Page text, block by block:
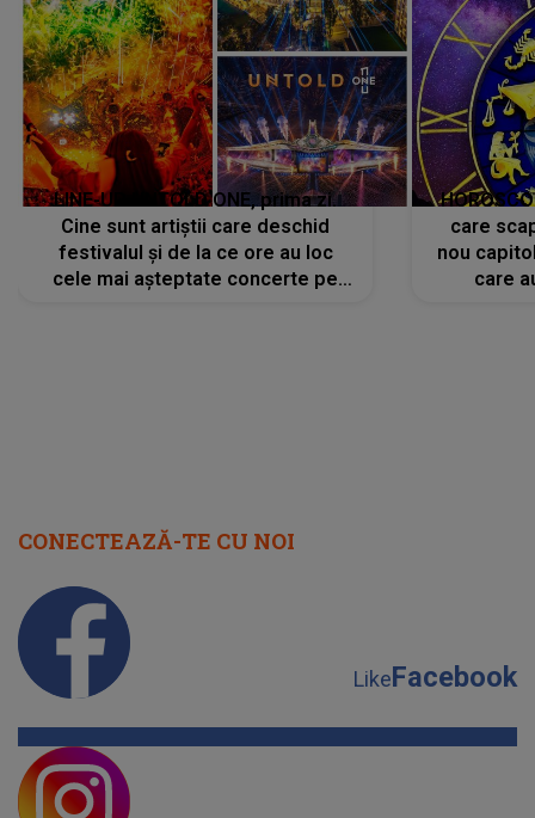
LINE-UP UNTOLD ONE, prima zi.
Cine sunt artiștii care deschid
festivalul și de la ce ore au loc
cele mai așteptate concerte pe
care
nou
care
CONECTEAZĂ-TE CU NOI
LikeFacebook